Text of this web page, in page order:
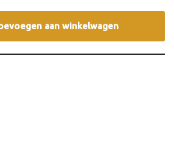
aan winkelwagen